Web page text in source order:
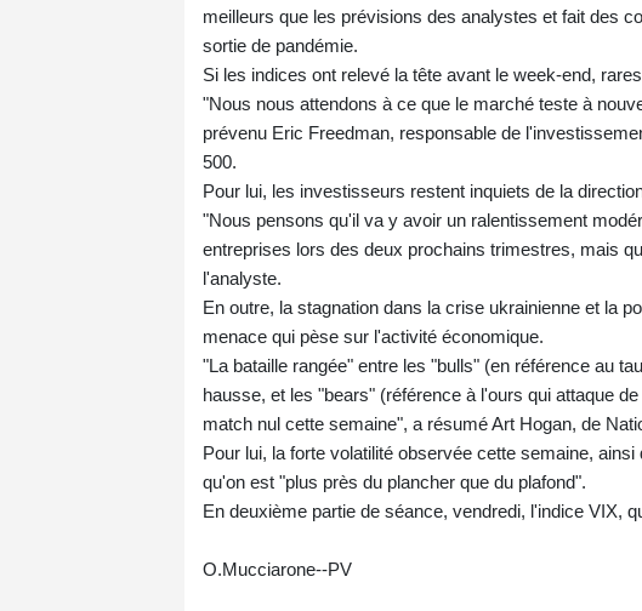
meilleurs que les prévisions des analystes et fait des
sortie de pandémie.
Si les indices ont relevé la tête avant le week-end,
"Nous nous attendons à ce que le marché teste à
prévenu Eric Freedman, responsable de
500.
Pour lui, les investisseurs restent inquiets de la
"Nous pensons qu'il va y avoir un ralentissement
entreprises lors des deux prochains trimestres, mais
l'analyste.
En outre, la stagnation dans la crise ukrainienne et la
menace qui pèse sur l'activité économique.
"La bataille rangée" entre les "bulls" (en référence au
hausse, et les "bears" (référence à l'ours qui attaque
match nul cette semaine", a résumé Art Hogan, de
Pour lui, la forte volatilité observée cette semaine,
qu'on est "plus près du plancher que du plafond".
En deuxième partie de séance, vendredi, l'indice VIX,
O.Mucciarone--PV